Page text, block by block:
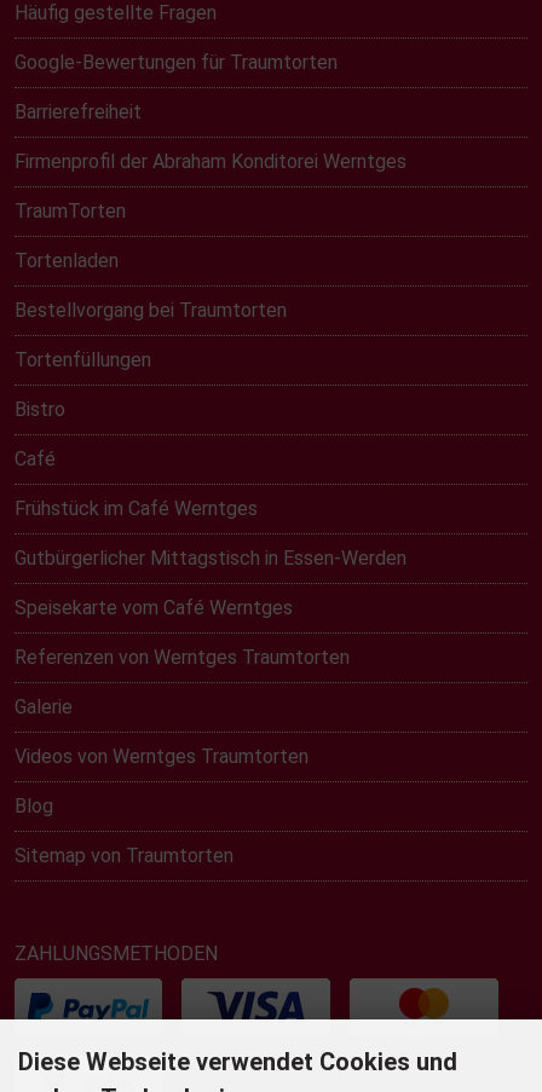
Häufig gestellte Fragen
Google-Bewertungen für Traumtorten
Barrierefreiheit
Firmenprofil der Abraham Konditorei Werntges
TraumTorten
Tortenladen
Bestellvorgang bei Traumtorten
Tortenfüllungen
Bistro
Café
Frühstück im Café Werntges
Gutbürgerlicher Mittagstisch in Essen-Werden
Speisekarte vom Café Werntges
Referenzen von Werntges Traumtorten
Galerie
Videos von Werntges Traumtorten
Blog
Sitemap von Traumtorten
ZAHLUNGSMETHODEN
Diese Webseite verwendet Cookies und